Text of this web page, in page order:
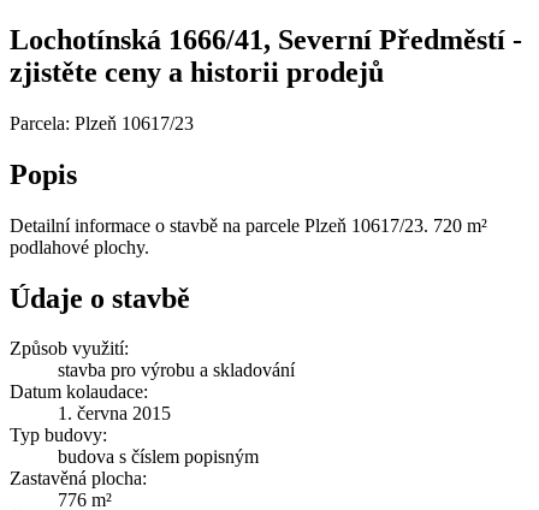
Lochotínská 1666/41, Severní Předměstí -
zjistěte ceny a historii prodejů
Parcela: Plzeň 10617/23
Popis
Detailní informace o stavbě na parcele Plzeň 10617/23. 720 m²
podlahové plochy.
Údaje o stavbě
Způsob využití:
stavba pro výrobu a skladování
Datum kolaudace:
1. června 2015
Typ budovy:
budova s číslem popisným
Zastavěná plocha:
776 m²